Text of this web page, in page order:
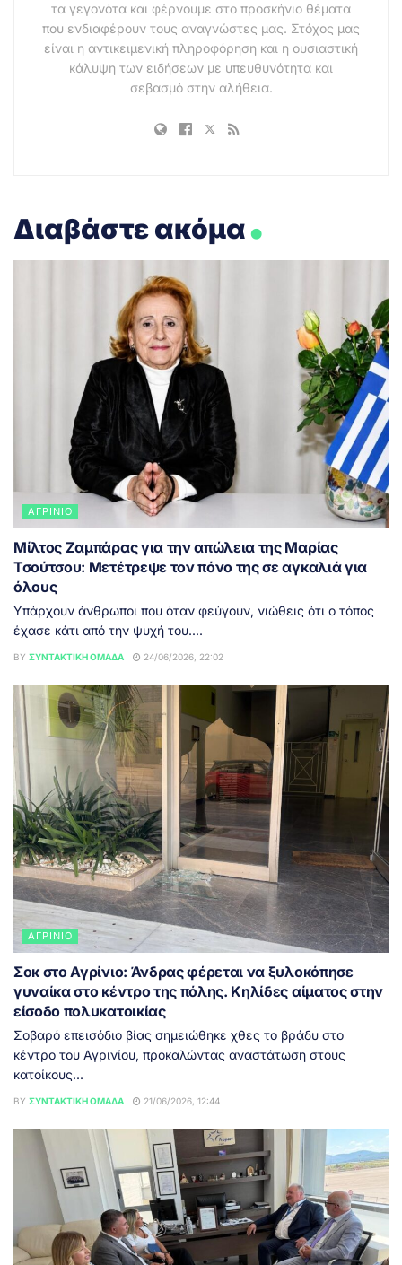
τα γεγονότα και φέρνουμε στο προσκήνιο θέματα
που ενδιαφέρουν τους αναγνώστες μας. Στόχος μας
είναι η αντικειμενική πληροφόρηση και η ουσιαστική
κάλυψη των ειδήσεων με υπευθυνότητα και
σεβασμό στην αλήθεια.
Διαβάστε ακόμα.
ΑΓΡΊΝΙΟ
Μίλτος Ζαμπάρας για την απώλεια της Μαρίας
Τσούτσου: Μετέτρεψε τον πόνο της σε αγκαλιά για
όλους
Υπάρχουν άνθρωποι που όταν φεύγουν, νιώθεις ότι ο τόπος
έχασε κάτι από την ψυχή του....
BY ΣΥΝΤΑΚΤΙΚΉ ΟΜΆΔΑ 24/06/2026, 22:02
ΑΓΡΊΝΙΟ
Σοκ στο Αγρίνιο: Άνδρας φέρεται να ξυλοκόπησε
γυναίκα στο κέντρο της πόλης. Κηλίδες αίματος στην
είσοδο πολυκατοικίας
Σοβαρό επεισόδιο βίας σημειώθηκε χθες το βράδυ στο
κέντρο του Αγρινίου, προκαλώντας αναστάτωση στους
κατοίκους...
BY ΣΥΝΤΑΚΤΙΚΉ ΟΜΆΔΑ 21/06/2026, 12:44